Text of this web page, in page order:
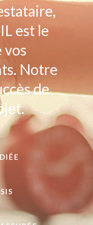
est le
vos
Notre
de